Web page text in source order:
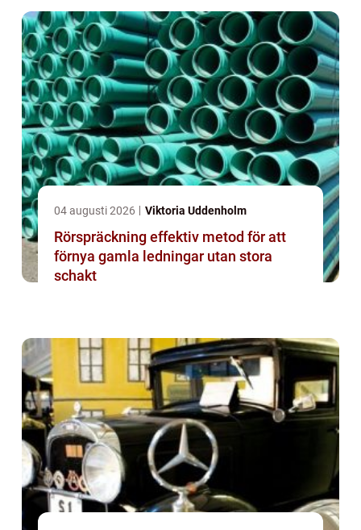
04 augusti 2026 Viktoria Uddenholm
Rörspräckning effektiv metod för att
förnya gamla ledningar utan stora
schakt